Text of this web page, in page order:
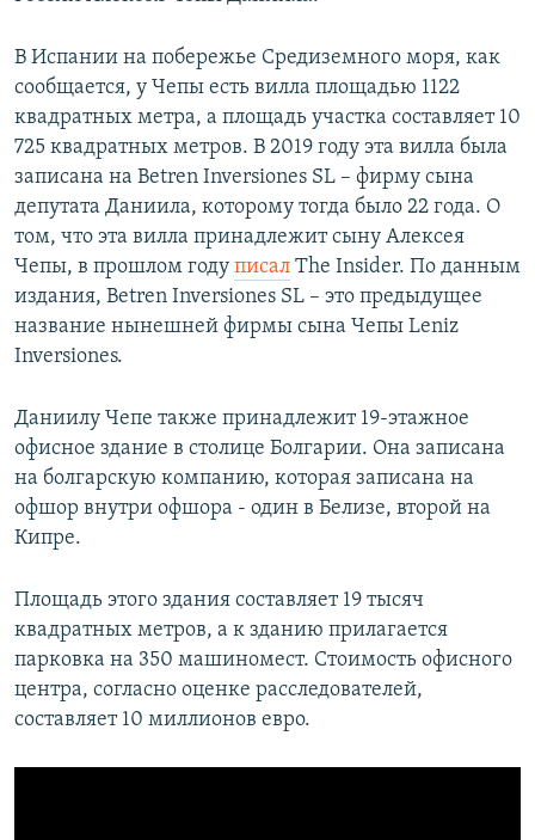
В Испании на побережье Средиземного моря, как
сообщается, у Чепы есть вилла площадью 1122
квадратных метра, а площадь участка составляет 10
725 квадратных метров. В 2019 году эта вилла была
записана на Betren Inversiones SL – фирму сына
депутата Даниила, которому тогда было 22 года. О
том, что эта вилла принадлежит сыну Алексея
Чепы, в прошлом году писал The Insider. По данным
издания, Betren Inversiones SL – это предыдущее
название нынешней фирмы сына Чепы Leniz
Inversiones.
Даниилу Чепе также принадлежит 19-этажное
офисное здание в столице Болгарии. Она записана
на болгарскую компанию, которая записана на
офшор внутри офшора - один в Белизе, второй на
Кипре.
Площадь этого здания составляет 19 тысяч
квадратных метров, а к зданию прилагается
парковка на 350 машиномест. Стоимость офисного
центра, согласно оценке расследователей,
составляет 10 миллионов евро.